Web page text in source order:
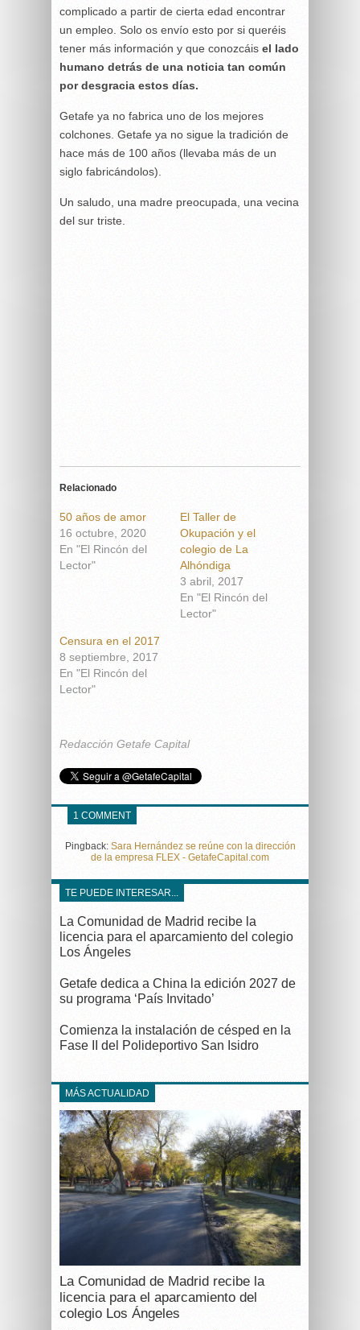
complicado a partir de cierta edad encontrar
un empleo. Solo os envío esto por si queréis
tener más información y que conozcáis el lado
humano detrás de una noticia tan común
por desgracia estos días.
Getafe ya no fabrica uno de los mejores
colchones. Getafe ya no sigue la tradición de
hace más de 100 años (llevaba más de un
siglo fabricándolos).
Un saludo, una madre preocupada, una vecina
del sur triste.
Relacionado
50 años de amor
16 octubre, 2020
En "El Rincón del
Lector"
El Taller de
Okupación y el
colegio de La
Alhóndiga
3 abril, 2017
En "El Rincón del
Lector"
Censura en el 2017
8 septiembre, 2017
En "El Rincón del
Lector"
Redacción Getafe Capital
1 COMMENT
Pingback: Sara Hernández se reúne con la dirección
de la empresa FLEX - GetafeCapital.com
TE PUEDE INTERESAR...
La Comunidad de Madrid recibe la
licencia para el aparcamiento del colegio
Los Ángeles
Getafe dedica a China la edición 2027 de
su programa ‘País Invitado’
Comienza la instalación de césped en la
Fase II del Polideportivo San Isidro
MÁS ACTUALIDAD
La Comunidad de Madrid recibe la
licencia para el aparcamiento del
colegio Los Ángeles